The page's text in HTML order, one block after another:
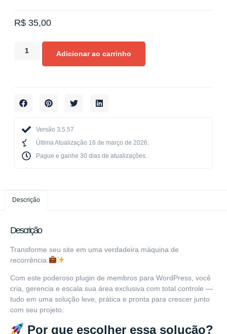
R$ 35,00
Adicionar ao carrinho
Versão 3.5.57
Última Atualização 16 de março de 2026.
Pague e ganhe 30 dias de atualizações.​
Descrição
Descrição
Transforme seu site em uma verdadeira máquina de
recorrência
Com este poderoso plugin de membros para WordPress, você
cria, gerencia e escala sua área exclusiva com total controle —
tudo em uma solução leve, prática e pronta para crescer junto
com seu projeto.
Por que escolher essa solução?